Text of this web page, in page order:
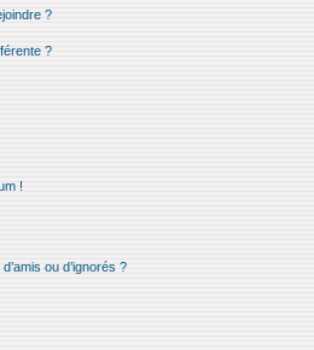
?
?
!
ou d’ignorés ?